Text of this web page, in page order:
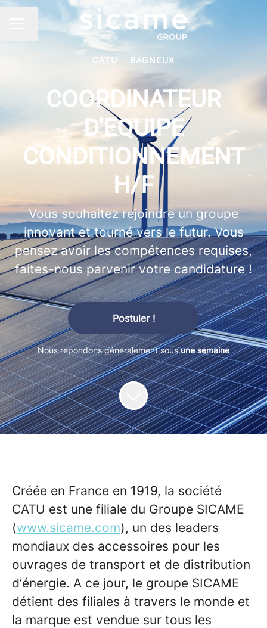
MENU CARRIÈRE
Changer la langue
CATU · BAGNEUX
COORDINATEUR
D'EQUIPE
CONDITIONNEMENT
H/F
Vous souhaitez rejoindre un groupe
innovant et tourné vers le futur. Vous
pensez avoir les compétences requises,
faites-nous parvenir votre candidature !
Postuler !
Nous répondons généralement sousune semaine
Créée en France en 1919, la société
CATU est une filiale du Groupe SICAME
(www.sicame.com), un des leaders
mondiaux des accessoires pour les
ouvrages de transport et de distribution
d’énergie. A ce jour, le groupe SICAME
détient des filiales à travers le monde et
la marque est vendue sur tous les